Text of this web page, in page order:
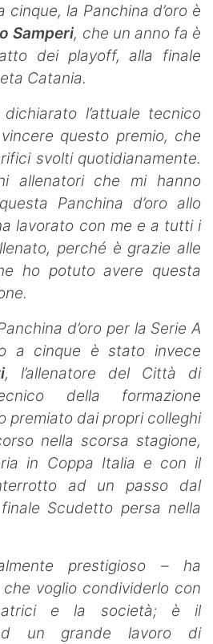
la Panchina d’oro è
Samperi, che un anno fa è
dei playoff, alla finale
Catania.
l’attuale tecnico
questo premio, che
svolti quotidianamente.
allenatori che mi hanno
Panchina d’oro allo
lavorato con me e a tutti i
perché è grazie alle
ho potuto avere questa
d’oro per la Serie A
a cinque è stato invece
, l’allenatore del Città di
della formazione
premiato dai propri colleghi
nella scorsa stagione,
in Coppa Italia e con il
ad un passo dal
Scudetto persa nella
prestigioso – ha
voglio condividerlo con
e la società; è il
un grande lavoro di